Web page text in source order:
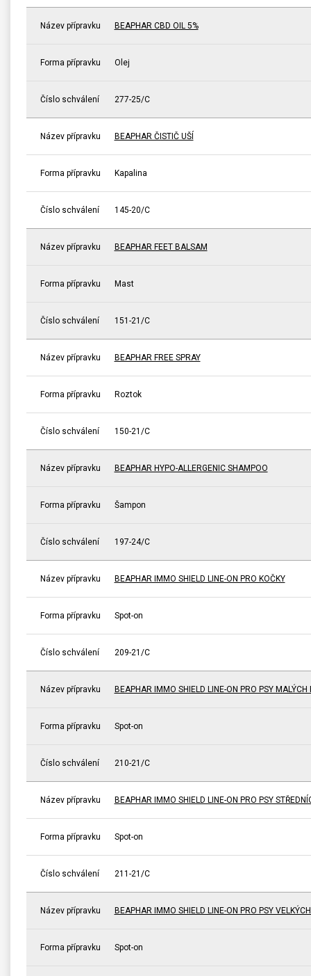
Název přípravku BEAPHAR CBD OIL 5%
Forma přípravku Olej
Číslo schválení 277-25/C
Název přípravku BEAPHAR ČISTIČ UŠÍ
Forma přípravku Kapalina
Číslo schválení 145-20/C
Název přípravku BEAPHAR FEET BALSAM
Forma přípravku Mast
Číslo schválení 151-21/C
Název přípravku BEAPHAR FREE SPRAY
Forma přípravku Roztok
Číslo schválení 150-21/C
Název přípravku BEAPHAR HYPO-ALLERGENIC SHAMPOO
Forma přípravku Šampon
Číslo schválení 197-24/C
Název přípravku BEAPHAR IMMO SHIELD LINE-ON PRO KOČKY
Forma přípravku Spot-on
Číslo schválení 209-21/C
Název přípravku BEAPHAR IMMO SHIELD LINE-ON PRO PSY MALÝCH
Forma přípravku Spot-on
Číslo schválení 210-21/C
Název přípravku BEAPHAR IMMO SHIELD LINE-ON PRO PSY
Forma přípravku Spot-on
Číslo schválení 211-21/C
Název přípravku BEAPHAR IMMO SHIELD LINE-ON PRO PSY
Forma přípravku Spot-on